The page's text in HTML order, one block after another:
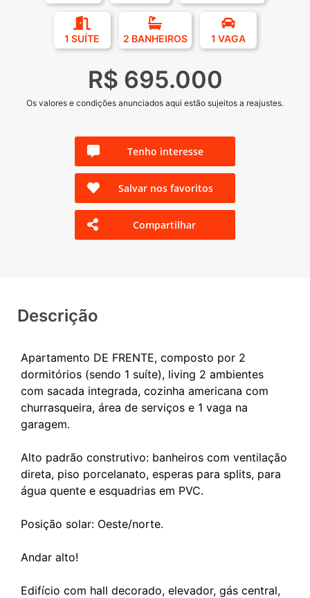
1 SUÍTE 2 BANHEIROS 1 VAGA
R$ 695.000
Os valores e condições anunciados aqui estão sujeitos a reajustes.
Tenho interesse
Salvar nos favoritos
Compartilhar
Descrição
Apartamento DE FRENTE, composto por 2
dormitórios (sendo 1 suíte), living 2 ambientes
com sacada integrada, cozinha americana com
churrasqueira, área de serviços e 1 vaga na
garagem.
Alto padrão construtivo: banheiros com ventilação
direta, piso porcelanato, esperas para splits, para
água quente e esquadrias em PVC.
Posição solar: Oeste/norte.
Andar alto!
Edifício com hall decorado, elevador, gás central,